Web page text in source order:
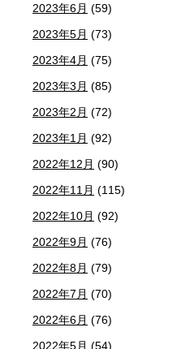
2023年6月 (59)
2023年5月 (73)
2023年4月 (75)
2023年3月 (85)
2023年2月 (72)
2023年1月 (92)
2022年12月 (90)
2022年11月 (115)
2022年10月 (92)
2022年9月 (76)
2022年8月 (79)
2022年7月 (70)
2022年6月 (76)
2022年5月 (54)